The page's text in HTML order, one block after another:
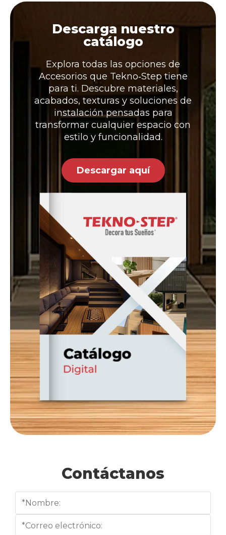
Descarga nuestro
catálogo
Explora todas las opciones de
Accesorios que Tekno‑Step tiene
para ti. Descubre materiales,
acabados, texturas y soluciones de
instalación pensadas para
transformar cualquier espacio con
estilo y funcionalidad.
Descargar aquí
Contáctanos